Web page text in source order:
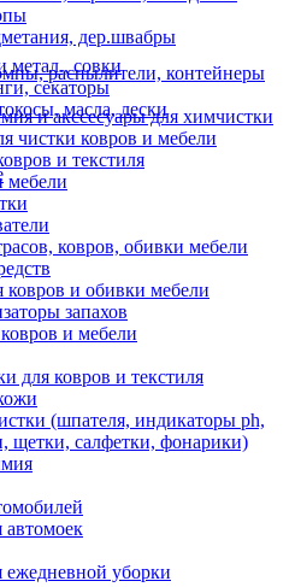
дер.швабры
совки
секаторы
масла, лески
распылители, контейнеры
и акссесуары для химчистки
чистки ковров и мебели
и текстиля
мебели
ковров, обивки мебели
и обивки мебели
запахов
и мебели
для ковров и текстиля
(шпателя, индикаторы ph,
щетки, салфетки, фонарики)
уборки